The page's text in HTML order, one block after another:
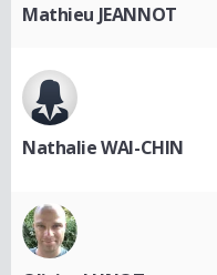
Mathieu JEANNOT
Nathalie WAI-CHIN